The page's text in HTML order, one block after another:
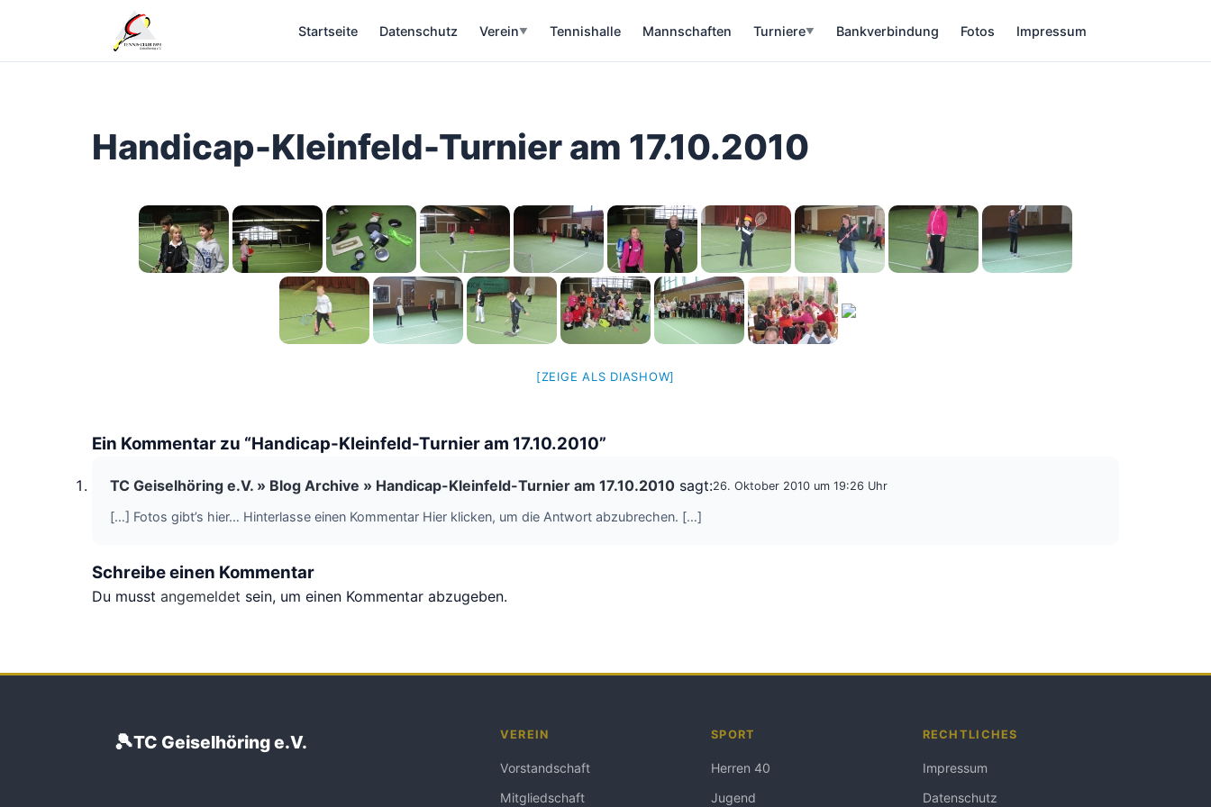
Startseite Datenschutz Verein▼ Tennishalle Mannschaften Turniere▼ Bankverbindung Fotos Impressum
Handicap-Kleinfeld-Turnier am 17.10.2010
[ZEIGE ALS DIASHOW]
Ein Kommentar zu “Handicap-Kleinfeld-Turnier am 17.10.2010”
TC Geiselhöring e.V. » Blog Archive » Handicap-Kleinfeld-Turnier am 17.10.2010 sagt:26. Oktober 2010 um 19:26 Uhr
[…] Fotos gibt’s hier… Hinterlasse einen Kommentar Hier klicken, um die Antwort abzubrechen. […]
Schreibe einen Kommentar
Du musst angemeldet sein, um einen Kommentar abzugeben.
🎾TC Geiselhöring e.V. VEREIN
Vorstandschaft
Mitgliedschaft
SPORT
Herren 40
Jugend
RECHTLICHES
Impressum
Datenschutz